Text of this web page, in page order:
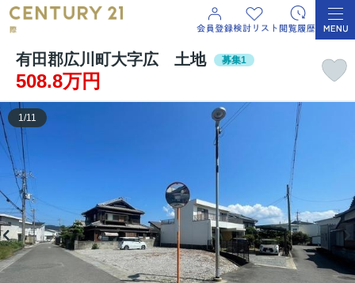
有田郡広川町大字広 土地 募集1
508.8万円
1/11